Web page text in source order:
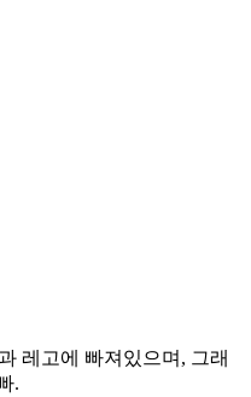
레고에 빠져있으며, 그래
.